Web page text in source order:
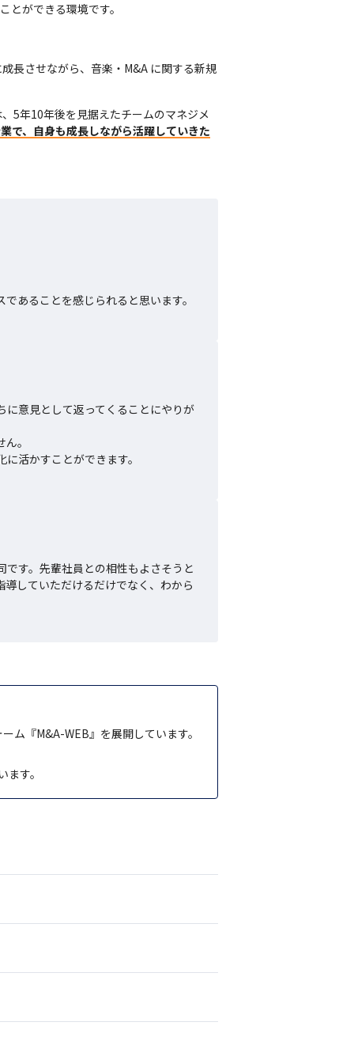
とができる環境です。
長させながら、音楽・M&A に関する新規
5年10年後を見据えたチームのマネジメ
で、自身も成長しながら活躍していきた
あることを感じられると思います。
に意見として返ってくることにやりが
。
活かすことができます。
す。先輩社員との相性もよさそうと
していただけるだけでなく、わから
ム『M&A-WEB』を展開しています。
す。